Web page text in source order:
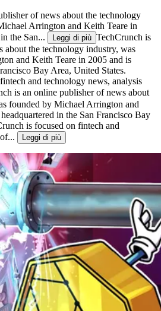
of news about the technology
Arrington and Keith Teare in
the San...
Leggi di più TechCrunch is
about the technology industry, was
and Keith Teare in 2005 and is
Bay Area, United States.
and technology news, analysis
is an online publisher of news about
founded by Michael Arrington and
in the San Francisco Bay
is focused on fintech and
Leggi di più